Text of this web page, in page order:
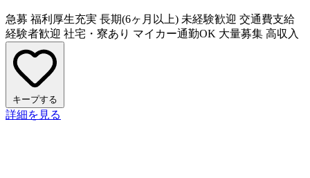
急募 福利厚生充実 長期(6ヶ月以上) 未経験歓迎 交通費支給
経験者歓迎 社宅・寮あり マイカー通勤OK 大量募集 高収入
キープする
詳細を見る